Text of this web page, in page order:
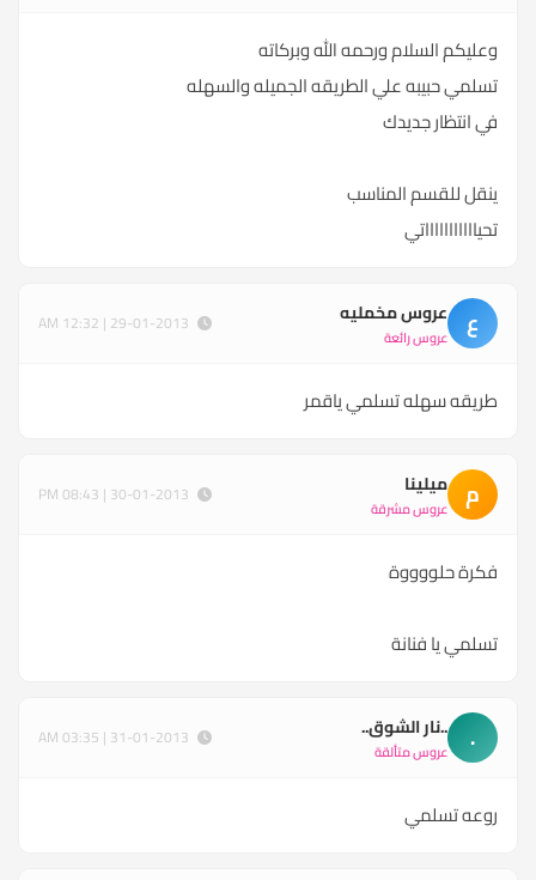
وعليكم السلام ورحمه الله وبركاته
تسلمي حبيبه علي الطريقه الجميله والسهله
في انتظار جديدك
ينقل للقسم المناسب
تحياااااااااااتي
ع عروس مخمليه
عروس رائعة
طريقه سهله تسلمي ياقمر
م ميلينا
عروس مشرقة
فكرة حلووووة
تسلمي يا فنانة
. ..نار الشوق..
عروس متألقة
روعه تسلمي